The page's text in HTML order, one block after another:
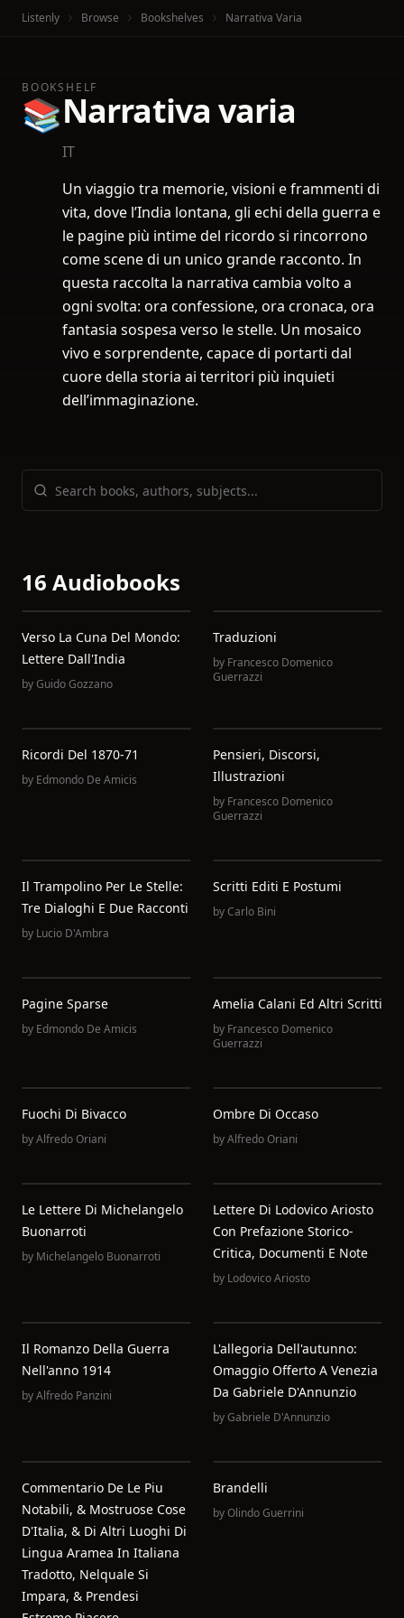
Listenly Browse Bookshelves Narrativa Varia
BOOKSHELF
📚Narrativa varia
IT
Un viaggio tra memorie, visioni e frammenti di
vita, dove l’India lontana, gli echi della guerra e
le pagine più intime del ricordo si rincorrono
come scene di un unico grande racconto. In
questa raccolta la narrativa cambia volto a
ogni svolta: ora confessione, ora cronaca, ora
fantasia sospesa verso le stelle. Un mosaico
vivo e sorprendente, capace di portarti dal
cuore della storia ai territori più inquieti
dell’immaginazione.
16 Audiobooks
Verso La Cuna Del Mondo:
Lettere Dall'India
byGuido Gozzano
Traduzioni
by Francesco Domenico
Guerrazzi
Ricordi Del 1870-71
by Edmondo De Amicis
Pensieri, Discorsi,
Illustrazioni
by Francesco Domenico
Guerrazzi
Il Trampolino Per Le Stelle:
Tre Dialoghi E Due Racconti
by Lucio D'Ambra
Scritti Editi E Postumi
byCarlo Bini
Pagine Sparse
by Edmondo De Amicis
Amelia Calani Ed Altri Scritti
by Francesco Domenico
Guerrazzi
Fuochi Di Bivacco
byAlfredo Oriani
Ombre Di Occaso
byAlfredo Oriani
Le Lettere Di Michelangelo
Buonarroti
by Michelangelo Buonarroti
Lettere Di Lodovico Ariosto
Con Prefazione Storico-
Critica, Documenti E Note
by Lodovico Ariosto
Il Romanzo Della Guerra
Nell'anno 1914
byAlfredo Panzini
L'allegoria Dell'autunno:
Omaggio Offerto A Venezia
Da Gabriele D'Annunzio
byGabriele D'Annunzio
Commentario De Le Piu
Notabili, & Mostruose Cose
D'Italia, & Di Altri Luoghi Di
Lingua Aramea In Italiana
Tradotto, Nelquale Si
Impara, & Prendesi
Brandelli
byOlindo Guerrini